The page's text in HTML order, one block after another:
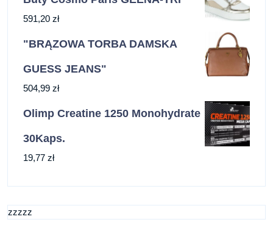
591,20 zł
"BRĄZOWA TORBA DAMSKA
GUESS JEANS"
504,99 zł
Olimp Creatine 1250 Monohydrate
30Kaps.
19,77 zł
zzzzz